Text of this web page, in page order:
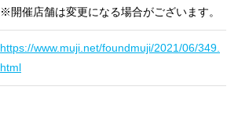
※開催店舗は変更になる場合がございます。
https://www.muji.net/foundmuji/2021/06/349.
html